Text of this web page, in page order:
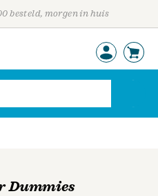
besteld, morgen in huis
Dummies